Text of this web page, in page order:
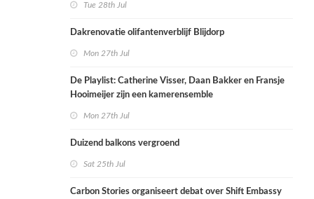
Tue 28th Jul
Dakrenovatie olifantenverblijf Blijdorp
Mon 27th Jul
De Playlist: Catherine Visser, Daan Bakker en Fransje
Hooimeijer zijn een kamerensemble
Mon 27th Jul
Duizend balkons vergroend
Sat 25th Jul
Carbon Stories organiseert debat over Shift Embassy